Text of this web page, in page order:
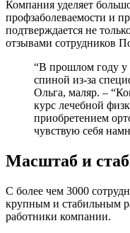
Компания уделяет
профзаболеваемости и
подтверждается не
отзывами сотрудников
“В прошлом году
спиной из-за
Ольга, маляр. –
курс лечебной
приобретением
чувствую себя
Масштаб и
С более чем 3000
крупным и стабильным
работники компании.